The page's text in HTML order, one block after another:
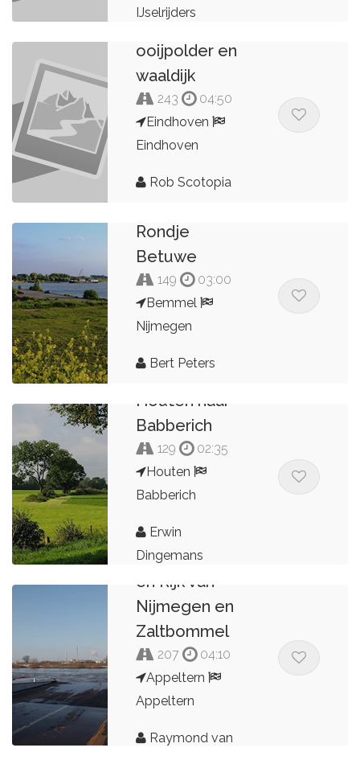
IJselrijders
ooijpolder en
waaldijk
243
04:50
Eindhoven
Eindhoven
Rob Scotopia
Rondje
Betuwe
149
03:00
Bemmel
Nijmegen
Bert Peters
Houten naar
Babberich
129
02:35
Houten
Babberich
Erwin
Dingemans
Maas en Waal
en Rijk van
Nijmegen en
Zaltbommel
207
04:10
Appeltern
Appeltern
Raymond van